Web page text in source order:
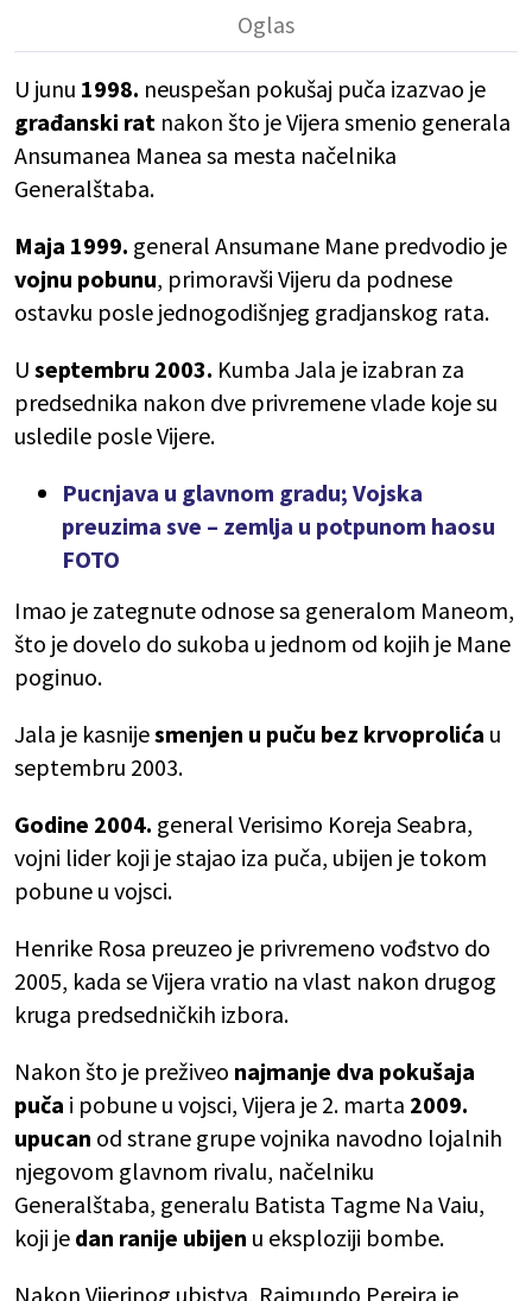
U junu 1998. neuspešan pokušaj puča izazvao je
građanski rat nakon što je Vijera smenio generala
Ansumanea Manea sa mesta načelnika
Generalštaba.
Maja 1999. general Ansumane Mane predvodio je
vojnu pobunu, primoravši Vijeru da podnese
ostavku posle jednogodišnjeg gradjanskog rata.
U septembru 2003. Kumba Jala je izabran za
predsednika nakon dve privremene vlade koje su
usledile posle Vijere.
Pucnjava u glavnom gradu; Vojska
preuzima sve – zemlja u potpunom haosu
FOTO
Imao je zategnute odnose sa generalom Maneom,
što je dovelo do sukoba u jednom od kojih je Mane
poginuo.
Jala je kasnijesmenjen u puču bez krvoprolića u
septembru 2003.
Godine 2004. general Verisimo Koreja Seabra,
vojni lider koji je stajao iza puča, ubijen je tokom
pobune u vojsci.
Henrike Rosa preuzeo je privremeno vođstvo do
2005, kada se Vijera vratio na vlast nakon drugog
kruga predsedničkih izbora.
Nakon što je preživeo najmanje dva pokušaja
puča i pobune u vojsci, Vijera je 2. marta 2009.
upucan od strane grupe vojnika navodno lojalnih
njegovom glavnom rivalu, načelniku
Generalštaba, generalu Batista Tagme Na Vaiu,
koji je dan ranije ubijen u eksploziji bombe.
Nakon Vijerinog ubistva, Raimundo Pereira je